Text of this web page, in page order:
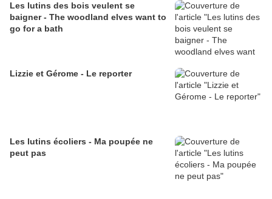
Les lutins des bois veulent se
baigner - The woodland elves want to
go for a bath
Lizzie et Gérome - Le reporter
Les lutins écoliers - Ma poupée ne
peut pas